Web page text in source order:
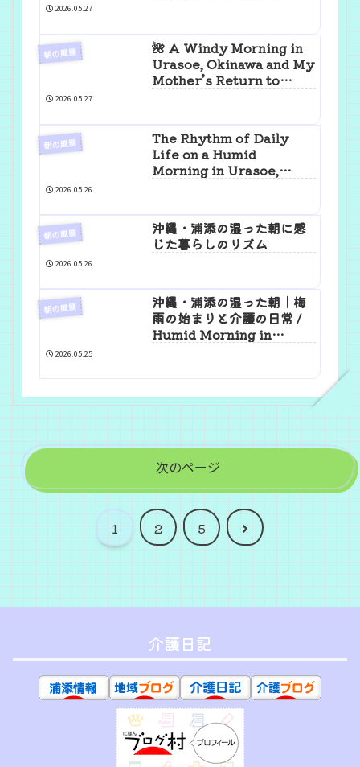
2026.05.27
朝の風景
🌺 A Windy Morning in
Urasoe, Okinawa and My
Mother’s Return to
2026.05.27
朝の風景
The Rhythm of Daily
Life on a Humid
Morning in Urasoe,
2026.05.26
朝の風景
沖縄・浦添の湿った朝に感
じた暮らしのリズム
2026.05.26
朝の風景
沖縄・浦添の湿った朝｜梅
雨の始まりと介護の日常 /
Humid Morning in
2026.05.25
次のページ
1 2 5
次
介護日記